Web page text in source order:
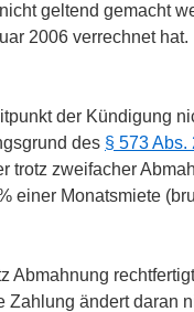
geltend gemacht
2006 verrechnet hat.
der Kündigung
des § 573 Abs.
trotz zweifacher
einer Monatsmiete
Abmahnung
ändert daran